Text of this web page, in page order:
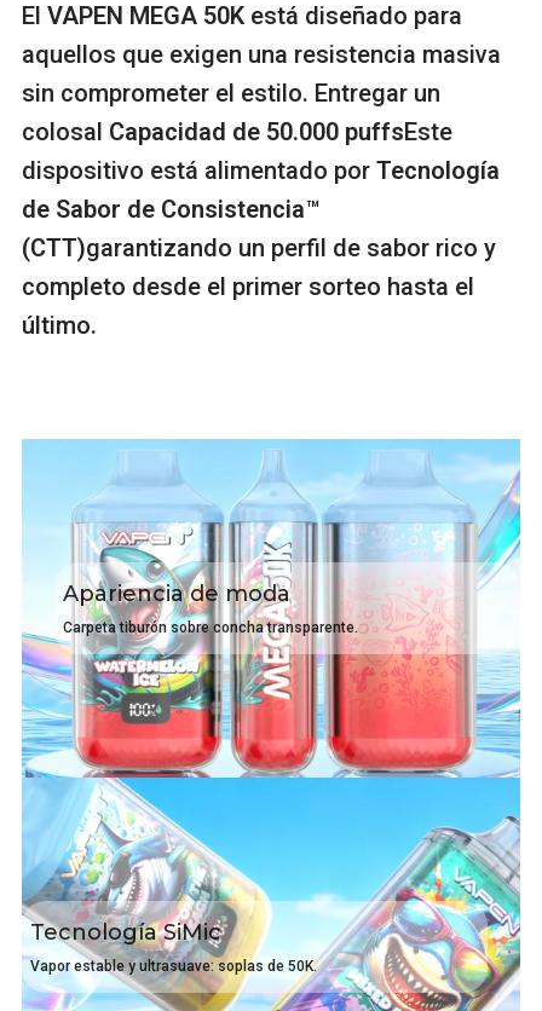
ElVAPEN MEGA 50K está diseñado para
aquellos que exigen una resistencia masiva
sin comprometer el estilo. Entregar un
colosal Capacidad de 50.000 puffsEste
dispositivo está alimentado porTecnología
de Sabor de Consistencia™
(CTT)garantizando un perfil de sabor rico y
completo desde el primer sorteo hasta el
último.
Apariencia de moda
Carpeta tiburón sobre concha transparente.
Tecnología SiMic
Vapor estable y ultrasuave: soplas de 50K.